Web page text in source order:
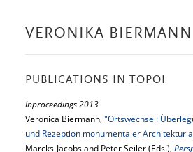
VERONIKA BIERMANN
PUBLICATIONS IN TOPOI
Inproceedings 2013
Veronica Biermann, "Ortswechsel:
und Rezeption monumentaler Architektur
Marcks-Jacobs and Peter Seiler (Eds.),